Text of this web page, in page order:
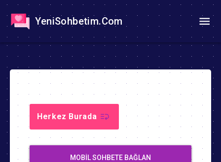
YeniSohbetim.Com
Herkez Burada
MOBIL SOHBETE BAĞLAN